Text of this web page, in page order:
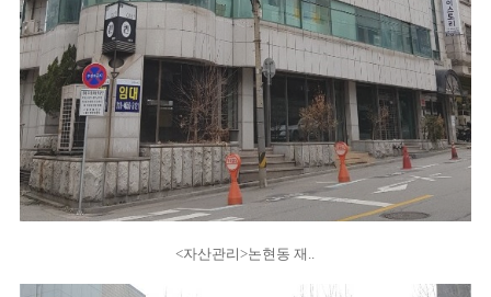
<자산관리>논현동 재..